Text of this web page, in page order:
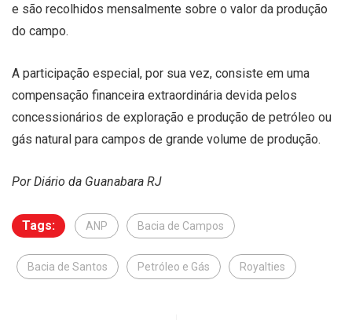
e são recolhidos mensalmente sobre o valor da produção
do campo.
A participação especial, por sua vez, consiste em uma
compensação financeira extraordinária devida pelos
concessionários de exploração e produção de petróleo ou
gás natural para campos de grande volume de produção.
Por Diário da Guanabara RJ
Tags: ANP Bacia de Campos
Bacia de Santos Petróleo e Gás Royalties